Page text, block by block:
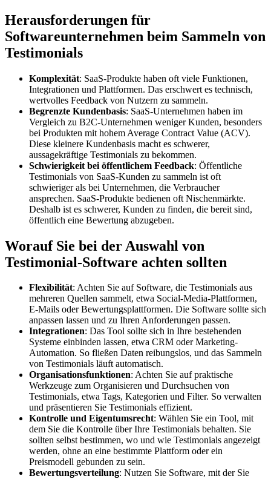
Herausforderungen für
Softwareunternehmen beim Sammeln von
Testimonials
Komplexität: SaaS-Produkte haben oft viele Funktionen,
Integrationen und Plattformen. Das erschwert es technisch,
wertvolles Feedback von Nutzern zu sammeln.
Begrenzte Kundenbasis: SaaS-Unternehmen haben im
Vergleich zu B2C-Unternehmen weniger Kunden, besonders
bei Produkten mit hohem Average Contract Value (ACV).
Diese kleinere Kundenbasis macht es schwerer,
aussagekräftige Testimonials zu bekommen.
Schwierigkeit bei öffentlichem Feedback: Öffentliche
Testimonials von SaaS-Kunden zu sammeln ist oft
schwieriger als bei Unternehmen, die Verbraucher
ansprechen. SaaS-Produkte bedienen oft Nischenmärkte.
Deshalb ist es schwerer, Kunden zu finden, die bereit sind,
öffentlich eine Bewertung abzugeben.
Worauf Sie bei der Auswahl von
Testimonial-Software achten sollten
Flexibilität: Achten Sie auf Software, die Testimonials aus
mehreren Quellen sammelt, etwa Social-Media-Plattformen,
E-Mails oder Bewertungsplattformen. Die Software sollte sich
anpassen lassen und zu Ihren Anforderungen passen.
Integrationen: Das Tool sollte sich in Ihre bestehenden
Systeme einbinden lassen, etwa CRM oder Marketing-
Automation. So fließen Daten reibungslos, und das Sammeln
von Testimonials läuft automatisch.
Organisationsfunktionen: Achten Sie auf praktische
Werkzeuge zum Organisieren und Durchsuchen von
Testimonials, etwa Tags, Kategorien und Filter. So verwalten
und präsentieren Sie Testimonials effizient.
Kontrolle und Eigentumsrecht: Wählen Sie ein Tool, mit
dem Sie die Kontrolle über Ihre Testimonials behalten. Sie
sollten selbst bestimmen, wo und wie Testimonials angezeigt
werden, ohne an eine bestimmte Plattform oder ein
Preismodell gebunden zu sein.
Bewertungsverteilung: Nutzen Sie Software, mit der Sie